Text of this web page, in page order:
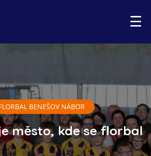
☰
BENEŠOV NÁBOR
město, kde se florbal